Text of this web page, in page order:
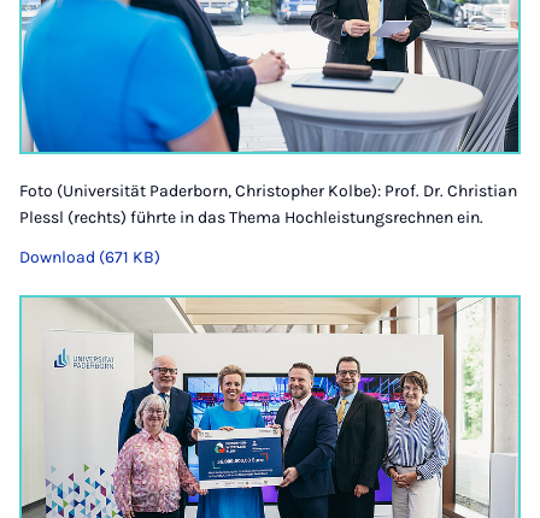
Foto (Universität Paderborn, Christopher Kolbe): Prof. Dr. Christian
Plessl (rechts) führte in das Thema Hochleistungsrechnen ein.
Download (671 KB)